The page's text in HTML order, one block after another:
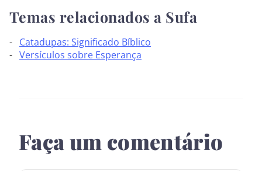
Temas relacionados a Sufa
Catadupas: Significado Bíblico
Versículos sobre Esperança
Faça um comentário